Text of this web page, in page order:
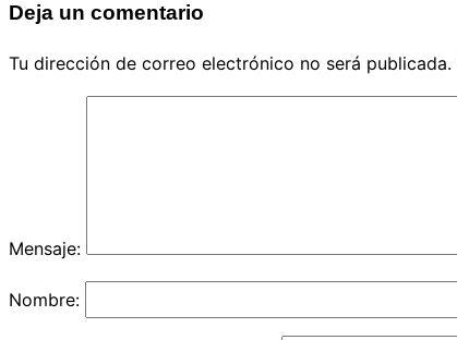
Deja un comentario
Tu dirección de correo electrónico no será publicada.
Mensaje:
Nombre: